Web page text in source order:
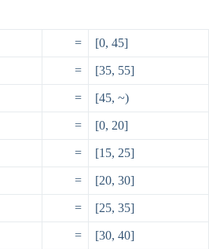
= [0, 45]
= [35, 55]
= [45, ~)
= [0, 20]
= [15, 25]
= [20, 30]
= [25, 35]
= [30, 40]